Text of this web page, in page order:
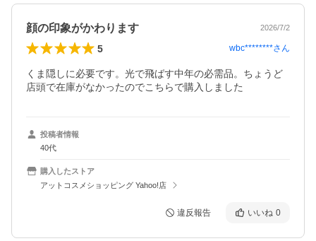
顔の印象がかわります 2026/7/2
5 wbc********さん
くま隠しに必要です。光で飛ばす中年の必需品。ちょうど
店頭で在庫がなかったのでこちらで購入しました
投稿者情報
40代
購入したストア
アットコスメショッピング Yahoo!店
違反報告 いいね 0